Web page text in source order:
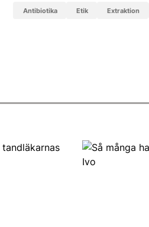
antibiotika etik extraktion